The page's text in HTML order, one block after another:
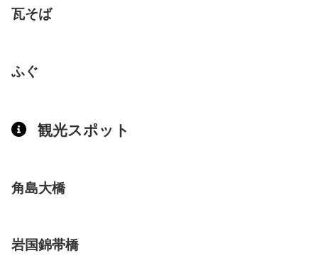
瓦そば
ふぐ
観光スポット
角島大橋
岩国錦帯橋